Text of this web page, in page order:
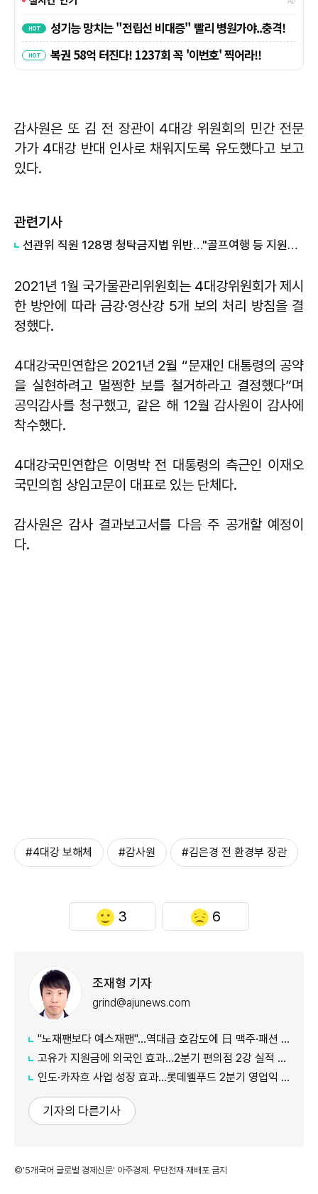
감사원은 또 김 전 장관이 4대강 위원회의 민간 전문
가가 4대강 반대 인사로 채워지도록 유도했다고 보고
있다.
관련기사
선관위 직원 128명 청탁금지법 위반…"골프여행 등 지원받아"
2021년 1월 국가물관리위원회는 4대강위원회가 제시
한 방안에 따라 금강·영산강 5개 보의 처리 방침을 결
정했다.
4대강국민연합은 2021년 2월 “문재인 대통령의 공약
을 실현하려고 멀쩡한 보를 철거하라고 결정했다”며
공익감사를 청구했고, 같은 해 12월 감사원이 감사에
착수했다.
4대강국민연합은 이명박 전 대통령의 측근인 이재오
국민의힘 상임고문이 대표로 있는 단체다.
감사원은 감사 결과보고서를 다음 주 공개할 예정이
다.
#4대강 보해체 #감사원 #김은경 전 환경부 장관
3 6
조재형 기자
grind@ajunews.com
"노재팬보다 예스재팬"…역대급 호감도에 日 맥주·패션 '날개'
고유가 지원금에 외국인 효과…2분기 편의점 2강 실적 날았다
인도·카자흐 사업 성장 효과…롯데웰푸드 2분기 영업익 89%↑
기자의 다른기사
©'5개국어 글로벌 경제신문' 아주경제. 무단전재·재배포 금지